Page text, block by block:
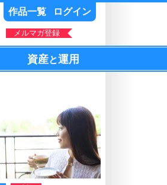
作品一覧 ログイン
メルマガ登録
資産と運用